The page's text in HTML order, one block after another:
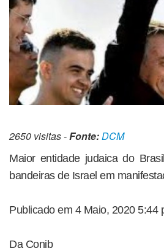
2650 visitas -Fonte:DCM
Maior entidade judaica do
bandeiras de Israel em
Publicado em 4 Maio, 2020 5:44
Da Conib